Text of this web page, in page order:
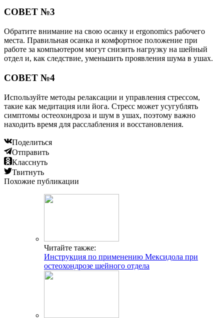
СОВЕТ №3
Обратите внимание на свою осанку и ergonomics рабочего
места. Правильная осанка и комфортное положение при
работе за компьютером могут снизить нагрузку на шейный
отдел и, как следствие, уменьшить проявления шума в ушах.
СОВЕТ №4
Используйте методы релаксации и управления стрессом,
такие как медитация или йога. Стресс может усугублять
симптомы остеохондроза и шум в ушах, поэтому важно
находить время для расслабления и восстановления.
Поделиться
Отправить
Класснуть
Твитнуть
Похожие публикации
Читайте также:
Инструкция по применению Мексидола при
остеохондрозе шейного отдела